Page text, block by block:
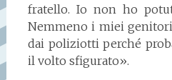
fratello. Io non ho
Nemmeno i miei
dai poliziotti perché
il volto sfigurato».